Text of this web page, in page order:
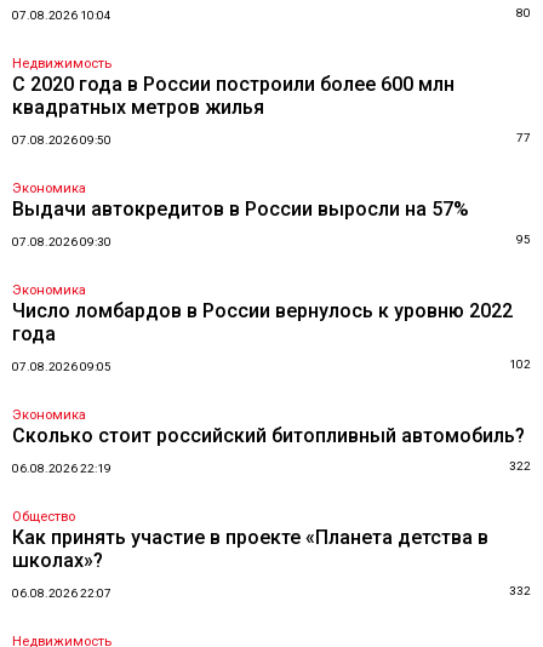
07.08.2026 10:04 80
Недвижимость
С 2020 года в России построили более 600 млн
квадратных метров жилья
07.08.2026 09:50 77
Экономика
Выдачи автокредитов в России выросли на 57%
07.08.2026 09:30 95
Экономика
Число ломбардов в России вернулось к уровню 2022
года
07.08.2026 09:05 102
Экономика
Сколько стоит российский битопливный автомобиль?
06.08.2026 22:19 322
Общество
Как принять участие в проекте «Планета детства в
школах»?
06.08.2026 22:07 332
Недвижимость